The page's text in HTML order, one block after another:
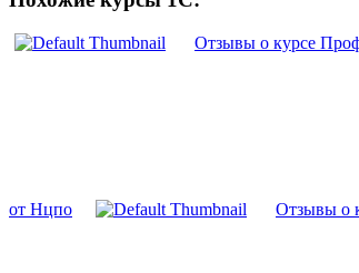
Отзывы о курсе
от Нцпо Отзывы о